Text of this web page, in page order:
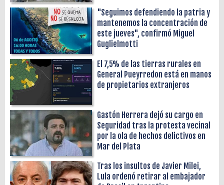
"Seguimos defendiendo la patria y
mantenemos la concentración de
este jueves", confirmó Miguel
Guglielmotti
El 7,5% de las tierras rurales en
General Pueyrredon está en manos
de propietarios extranjeros
Gastón Herrera dejó su cargo en
Seguridad tras la protesta vecinal
por la ola de hechos delictivos en
Mar del Plata
Tras los insultos de Javier Milei,
Lula ordenó retirar al embajador